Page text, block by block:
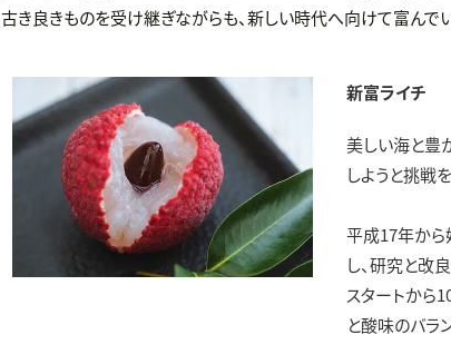
古き良きものを受け継ぎながらも、新しい時代へ向けて富んでい
新富ライチ
美しい海と豊
しようと挑戦
平成17年から
し、研究と改
スタートから
と酸味のバラ